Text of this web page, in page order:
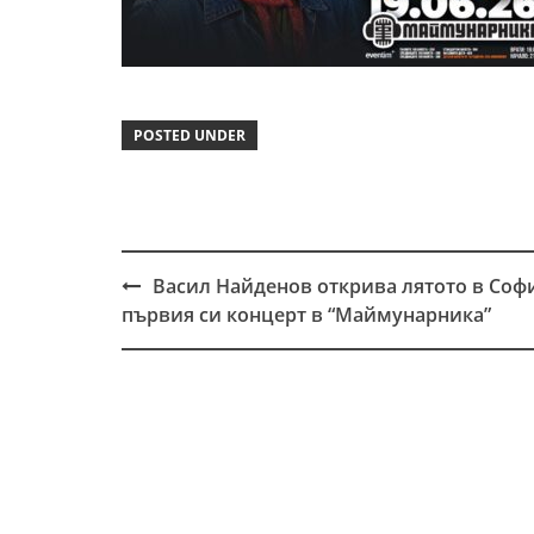
POSTED UNDER
Post
navigation
Васил Найденов открива лятото в
първия си концерт в “Маймунарника”